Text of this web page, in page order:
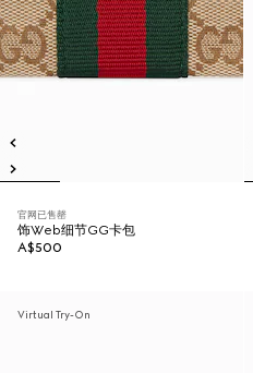
官网已售罄
饰Web细节GG卡包
A$500
Virtual Try-On